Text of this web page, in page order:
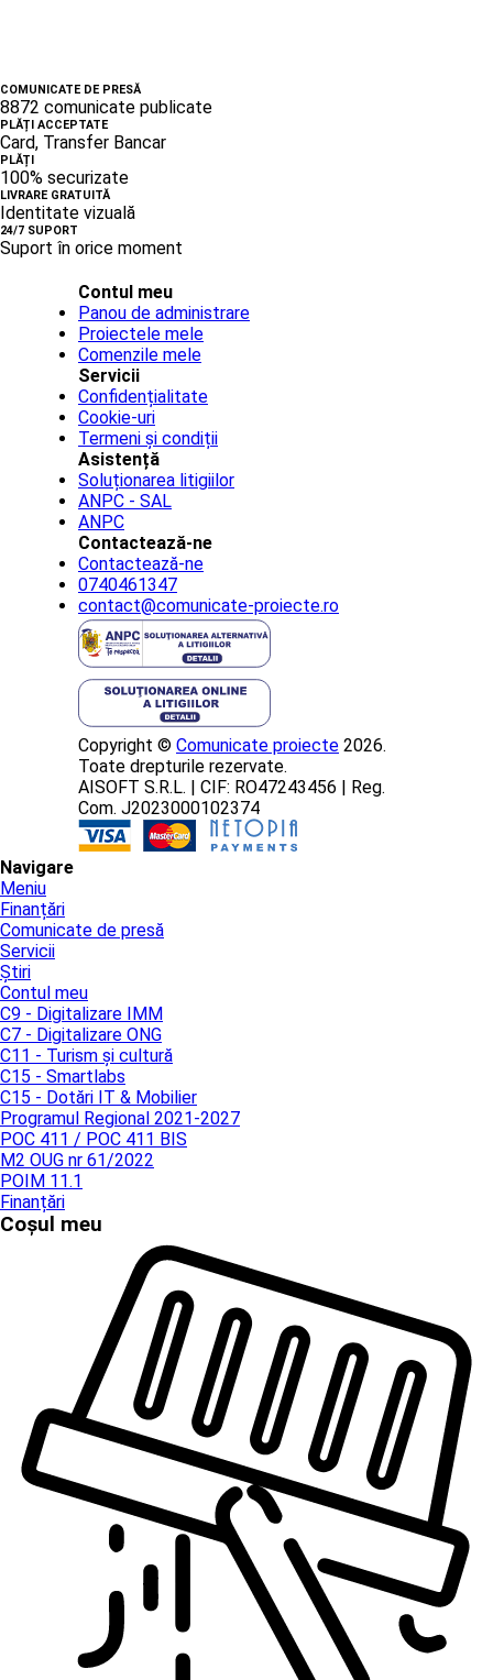
COMUNICATE DE PRESĂ
8872 comunicate publicate
PLĂȚI ACCEPTATE
Card, Transfer Bancar
PLĂȚI
100% securizate
LIVRARE GRATUITĂ
Identitate vizuală
24/7 SUPORT
Suport în orice moment
Contul meu
Panou de administrare
Proiectele mele
Comenzile mele
Servicii
Confidențialitate
Cookie-uri
Termeni și condiții
Asistență
Soluționarea litigiilor
ANPC - SAL
ANPC
Contactează-ne
Contactează-ne
0740461347
contact@comunicate-proiecte.ro
Copyright © Comunicate proiecte 2026.
Toate drepturile rezervate.
AISOFT S.R.L. | CIF: RO47243456 | Reg.
Com. J2023000102374
Navigare
Meniu
Finanțări
Comunicate de presă
Servicii
Știri
Contul meu
C9 - Digitalizare IMM
C7 - Digitalizare ONG
C11 - Turism și cultură
C15 - Smartlabs
C15 - Dotări IT & Mobilier
Programul Regional 2021-2027
POC 411 / POC 411 BIS
M2 OUG nr 61/2022
POIM 11.1
Finanțări
Coșul meu